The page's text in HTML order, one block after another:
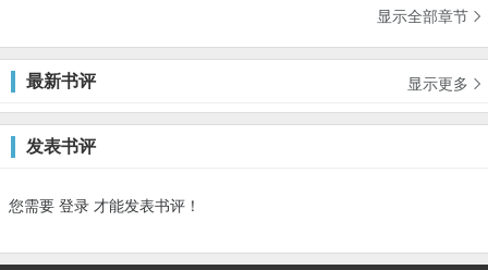
显示全部章节
最新书评 显示更多 
发表书评
您需要 登录 才能发表书评！